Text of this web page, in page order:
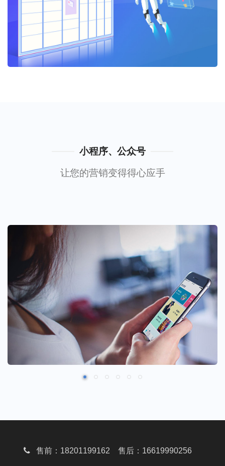
小程序、公众号
让您的营销变得得心应手
售前：18201199162 售后：16619990256